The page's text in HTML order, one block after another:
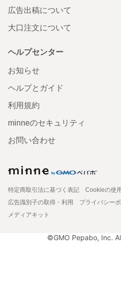
広告出稿について
大口注文について
ヘルプセンター
お知らせ
ヘルプとガイド
利用規約
minneのセキュリティ
お問い合わせ
特定商取引法に基づく表記
Cookieの使
広告識別子の取得・利用
プライバシー
メディアキット
©GMO Pepabo, Inc.